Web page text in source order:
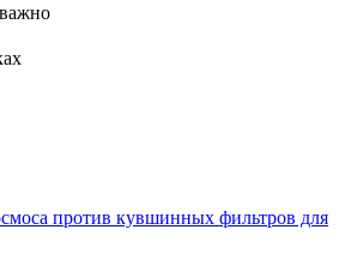
против кувшинных фильтров для